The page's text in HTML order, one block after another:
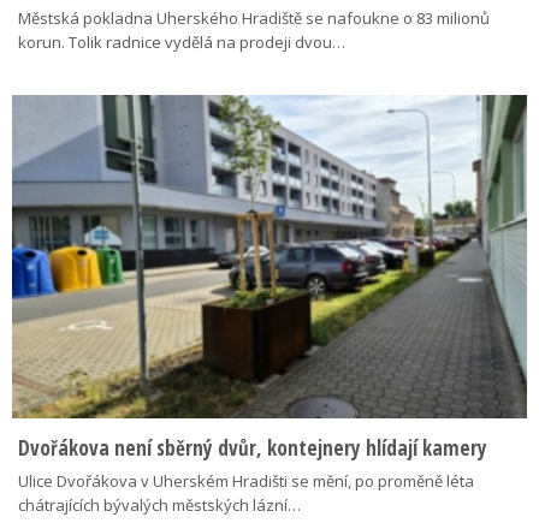
Městská pokladna Uherského Hradiště se nafoukne o 83 milionů
korun. Tolik radnice vydělá na prodeji dvou…
Dvořákova není sběrný dvůr, kontejnery hlídají kamery
Ulice Dvořákova v Uherském Hradišti se mění, po proměně léta
chátrajících bývalých městských lázní…